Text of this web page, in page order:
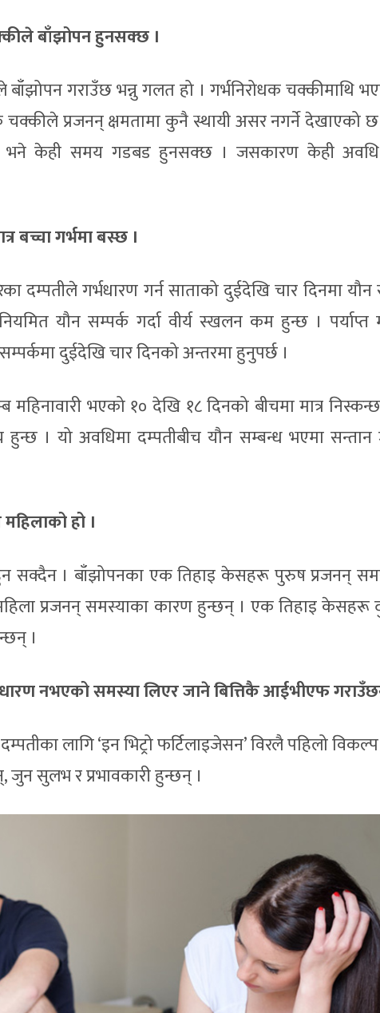
बाँझोपन हुनसक्छ ।
बाँझोपन गराउँछ भन्नु गलत हो । गर्भनिरोधक चक्कीमाथि
चक्कीले प्रजनन् क्षमतामा कुनै स्थायी असर नगर्ने देखाएको
भने केही समय गडबड हुनसक्छ । जसकारण केही
बच्चा गर्भमा बस्छ ।
दम्पतीले गर्भधारण गर्न साताको दुईदेखि चार दिनमा यौन
यौन सम्पर्क गर्दा वीर्य स्खलन कम हुन्छ । पर्याप्त
दुईदेखि चार दिनको अन्तरमा हुनुपर्छ ।
महिनावारी भएको १० देखि १८ दिनको बीचमा मात्र
हुन्छ । यो अवधिमा दम्पतीबीच यौन सम्बन्ध भएमा सन्तान
हो ।
सक्दैन । बाँझोपनका एक तिहाइ केसहरू पुरुष प्रजनन्
प्रजनन् समस्याका कारण हुन्छन् । एक तिहाइ केसहरू
।
नभएको समस्या लिएर जाने बित्तिकै आईभीएफ
लागि ‘इन भिट्रो फर्टिलाइजेसन’ विरलै पहिलो
सुलभ र प्रभावकारी हुन्छन् ।